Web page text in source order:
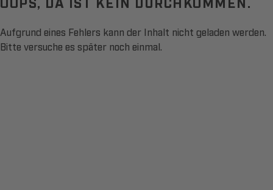
Aufgrund eines Fehlers kann der Inhalt nicht geladen werden.
Bitte versuche es später noch einmal.